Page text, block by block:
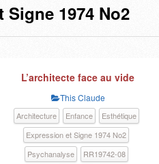
1974 No2
L’architecte face au vide
This Claude
Architecture Enfance
Esthétique
Expression et Signe 1974 No2
Psychanalyse
RR19742-08